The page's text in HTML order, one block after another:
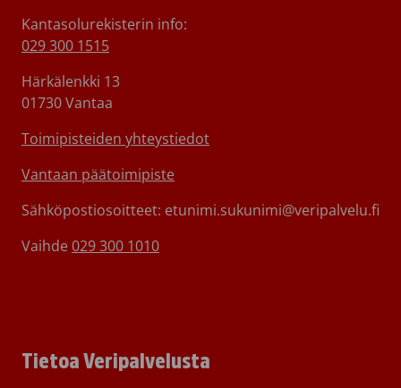
Kantasolurekisterin info:
029 300 1515
Härkälenkki 13
01730 Vantaa
Toimipisteiden yhteystiedot
Vantaan päätoimipiste
Sähköpostiosoitteet: etunimi.sukunimi@veripalvelu.fi
Vaihde 029 300 1010
Tietoa Veripalvelusta